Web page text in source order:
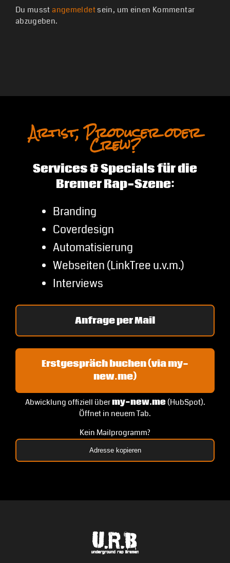
Du musstangemeldetsein, um einen Kommentar
abzugeben.
Artist, Producer oder
Crew?
Services & Specials für die
Bremer Rap-Szene:
Branding
Coverdesign
Automatisierung
Webseiten (LinkTree u.v.m.)
Interviews
Anfrage per Mail
Erstgespräch buchen (via my-
new.me)
Abwicklung offiziell übermy-new.me(HubSpot).
Öffnet in neuem Tab.
Kein Mailprogramm?
Adresse kopieren